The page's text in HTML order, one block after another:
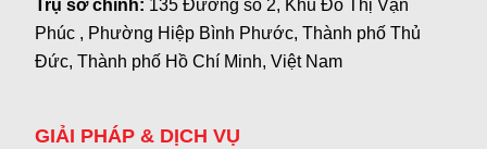
Trụ sở chính: 135 Đường số 2, Khu Đô Thị Vạn
Phúc , Phường Hiệp Bình Phước, Thành phố Thủ
Đức, Thành phố Hồ Chí Minh, Việt Nam
GIẢI PHÁP & DỊCH VỤ